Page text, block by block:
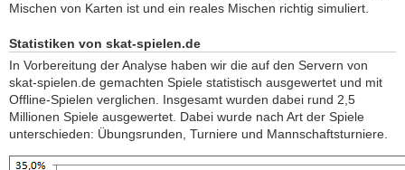
Mischen von Karten ist und ein reales Mischen richtig simuliert.
Statistiken von skat-spielen.de
In Vorbereitung der Analyse haben wir die auf den Servern von
skat-spielen.de gemachten Spiele statistisch ausgewertet und mit
Offline-Spielen verglichen. Insgesamt wurden dabei rund 2,5
Millionen Spiele ausgewertet. Dabei wurde nach Art der Spiele
unterschieden: Übungsrunden, Turniere und Mannschaftsturniere.